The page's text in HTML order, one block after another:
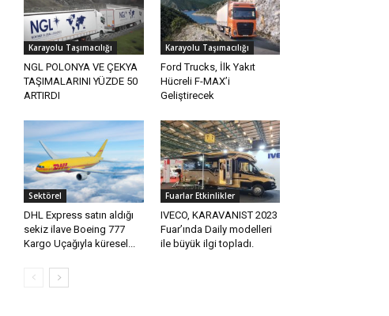
Karayolu Taşımacılığı
NGL POLONYA VE ÇEKYA
TAŞIMALARINI YÜZDE 50
ARTIRDI
Karayolu Taşımacılığı
Ford Trucks, İlk Yakıt
Hücreli F-MAX’i
Geliştirecek
Sektörel
DHL Express satın aldığı
sekiz ilave Boeing 777
Kargo Uçağıyla küresel...
Fuarlar Etkinlikler
IVECO, KARAVANIST 2023
Fuar’ında Daily modelleri
ile büyük ilgi topladı.